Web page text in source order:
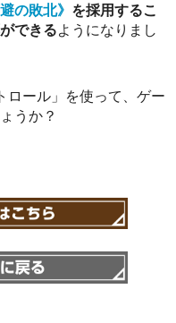
の敗北》 を採用するこ
できるようになりまし
ロール」を使って、ゲー
うか？